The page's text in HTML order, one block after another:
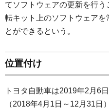
てソフトウェアの更新を行
転キット上のソフトウェアを
とができるという。
位置付け
トヨタ自動車は2019年2月6
（2018年4月1日～12月31日